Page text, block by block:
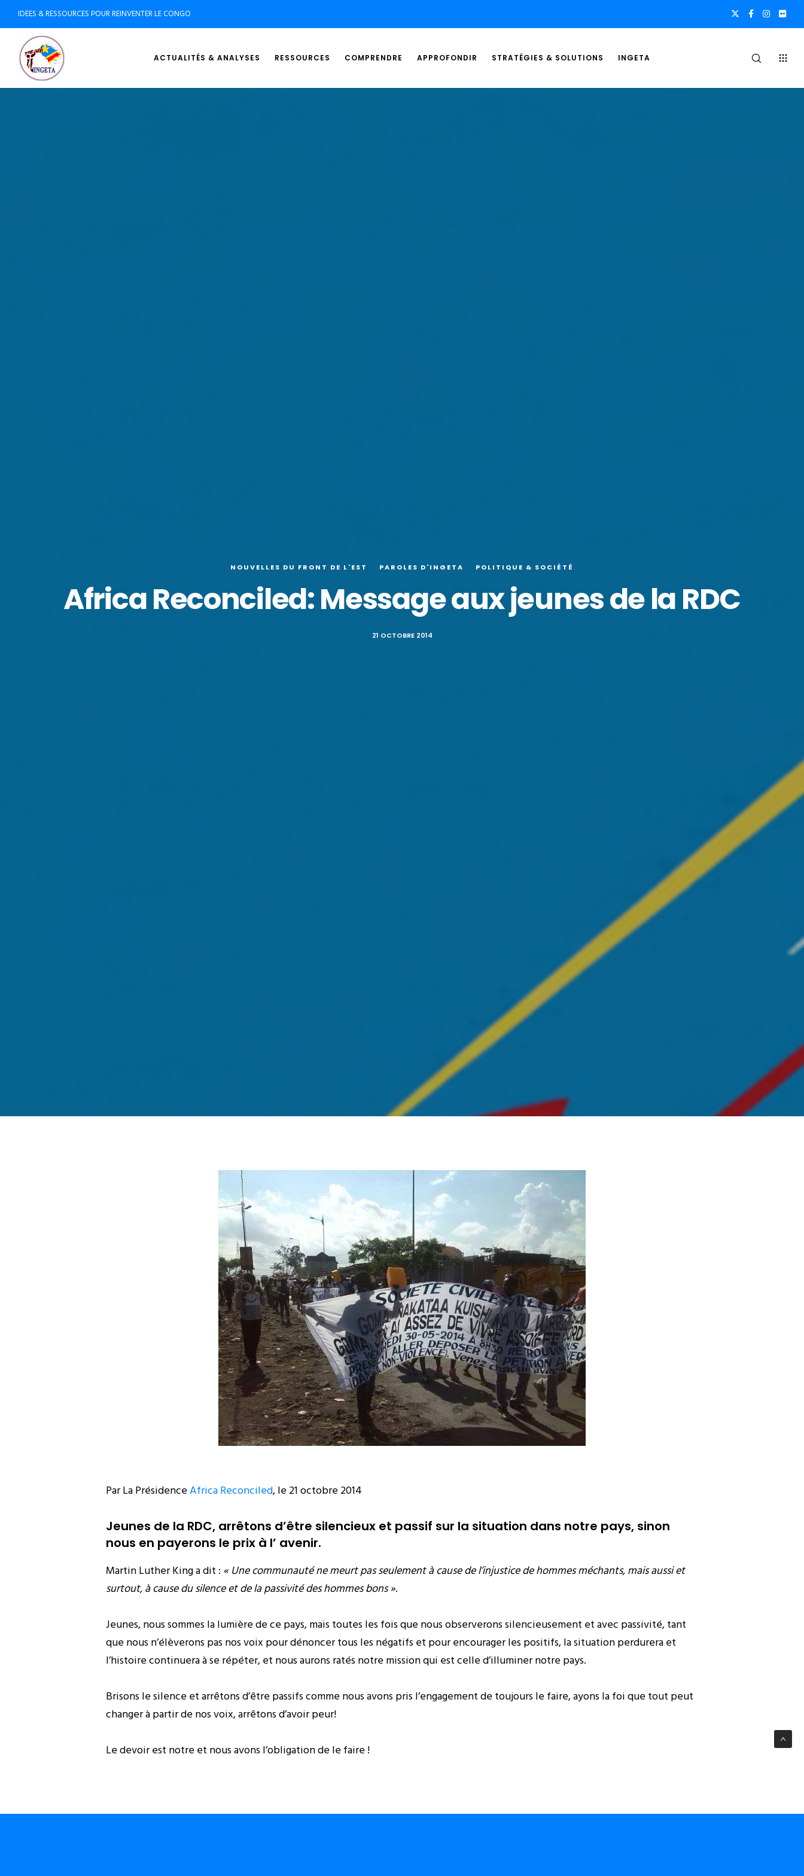
IDEES & RESSOURCES POUR REINVENTER LE CONGO
ACTUALITÉS & ANALYSES RESSOURCES COMPRENDRE APPROFONDIR STRATÉGIES & SOLUTIONS INGETA
NOUVELLES DU FRONT DE L'EST PAROLES D'INGETA POLITIQUE & SOCIÉTÉ
Africa Reconciled: Message aux jeunes de la RDC
21 OCTOBRE 2014
Par La PrésidenceAfrica Reconciled, le 21 octobre 2014
Jeunes de la RDC, arrêtons d’être silencieux et passif sur la situation dans notre pays, sinon
nous en payerons le prix à l’ avenir.
Martin Luther King a dit : « Une communauté ne meurt pas seulement à cause de l’injustice de hommes méchants, mais aussi et
surtout, à cause du silence et de la passivité des hommes bons ».
Jeunes, nous sommes la lumière de ce pays, mais toutes les fois que nous observerons silencieusement et avec passivité, tant
que nous n’élèverons pas nos voix pour dénoncer tous les négatifs et pour encourager les positifs, la situation perdurera et
l’histoire continuera à se répéter, et nous aurons ratés notre mission qui est celle d’illuminer notre pays.
Brisons le silence et arrêtons d’être passifs comme nous avons pris l’engagement de toujours le faire, ayons la foi que tout peut
changer à partir de nos voix, arrêtons d’avoir peur!
Le devoir est notre et nous avons l’obligation de le faire !